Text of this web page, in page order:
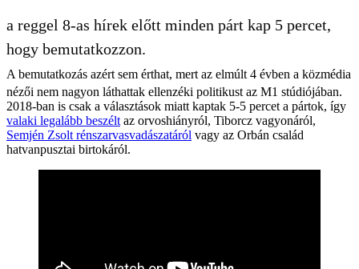
a reggel 8-as hírek előtt minden párt kap 5 percet,
hogy bemutatkozzon.
A bemutatkozás azért sem érthat, mert az elmúlt 4 évben a közmédia
nézői nem nagyon láthattak ellenzéki politikust az M1 stúdiójában.
2018-ban is csak a választások miatt kaptak 5-5 percet a pártok, így
valaki legalább beszélt az orvoshiányról, Tiborcz vagyonáról,
Semjén Zsolt rénszarvasvadászatáról vagy az Orbán család
hatvanpusztai birtokáról.